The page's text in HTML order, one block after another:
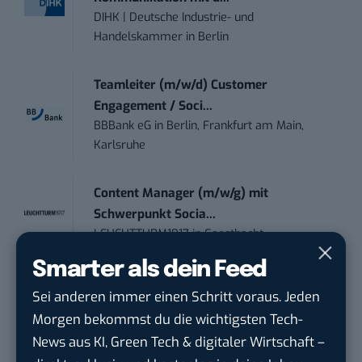
Smarter als dein Feed
Sei anderen immer einen Schritt voraus. Jeden
Morgen bekommst du die wichtigsten Tech-
News aus KI, Green Tech & digitaler Wirtschaft –
DIHK | Deutsche Industrie- und
Handelskammer in Berlin
Teamleiter (m/w/d) Customer
Engagement / Soci...
BBBank eG in Berlin, Frankfurt am Main,
Karlsruhe
Content Manager (m/w/g) mit
Schwerpunkt Socia...
LEUCHTTURM1917inGeesthacht
Editorial Prompt Engineer (m/w/d)
Motor Presse Verlagsgesellschaft mbHin
Stuttgart